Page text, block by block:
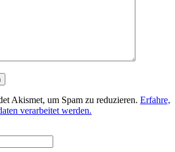
Akismet, um Spam zu reduzieren. Erfahre,
verarbeitet werden.